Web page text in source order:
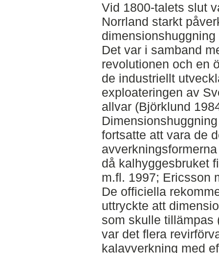
Vid 1800-talets slut
Norrland starkt
Det var i samband
revolutionen och en
de industriellt
exploateringen av
allvar (Björklund
fortsatte att vara de
då kalhyggesbruket
m.fl. 1997; Ericsson
De officiella
uttryckte att
som skulle tillämpas
var det flera
kalavverkning med